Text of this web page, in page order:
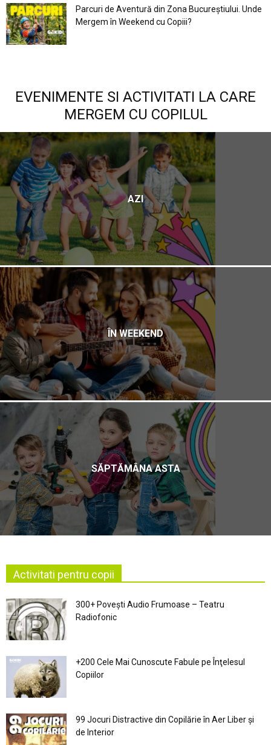
Parcuri de Aventură din Zona Bucureştiului. Unde
Mergem în Weekend cu Copiii?
EVENIMENTE SI ACTIVITATI LA CARE
MERGEM CU COPILUL
AZI
ÎN WEEKEND
SĂPTĂMÂNA ASTA
Activitati pentru copii
300+ Povești Audio Frumoase – Teatru
Radiofonic
+200 Cele Mai Cunoscute Fabule pe Înţelesul
Copiilor
99 Jocuri Distractive din Copilărie în Aer Liber şi
de Interior